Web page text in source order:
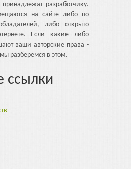
разработчику.
на сайте либо по
либо открыто
Если какие либо
ваши авторские права -
разберемся в этом.
ссылки